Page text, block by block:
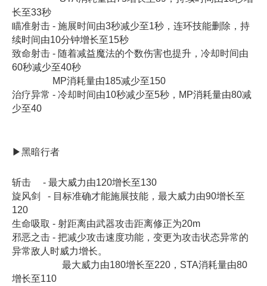
长至33秒
瞄准射击 - 施展时间由3秒减少至1秒，连环技能删除，持
续时间由10分钟增长至15秒
致命射击 - 随着减益魔法的个数伤害也提升，冷却时间由
60秒减少至40秒
MP消耗量由185减少至150
治疗异常 - 冷却时间由10秒减少至5秒，MP消耗量由80减
少至40
▶黑暗行者
斩击 - 最大威力由120增长至130
旋风剑 - 目标准确才能施展技能，最大威力由90增长至
120
生命吸取 - 射距离由武器攻击距离修正为20m
邪恶之击 - 把减少攻击速度功能，变更为攻击状态异常的
异常敌人时威力增长。
最大威力由180增长至220，STA消耗量由80
增长至110